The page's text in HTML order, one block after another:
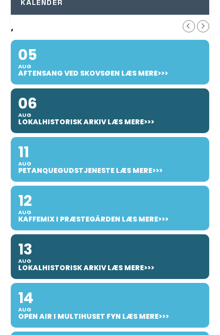
KALENDER
,
05
AUG
AFTENSANG VED SKOVSØEN LÆS MERE>>>
06
AUG
LOKALHISTORISK ARKIV LÆS MERE>>>
11
AUG
PETANQUEGUDSTJENESTE LÆS MERE>>>
12
AUG
KAFFEMIX I PRÆSTEGÅRDEN LÆS MERE>>>
13
AUG
LOKALHISTORISK ARKIV LÆS MERE>>>
14
AUG
OPEN AIR I MULTIHUSET FYN LÆS MERE>>>